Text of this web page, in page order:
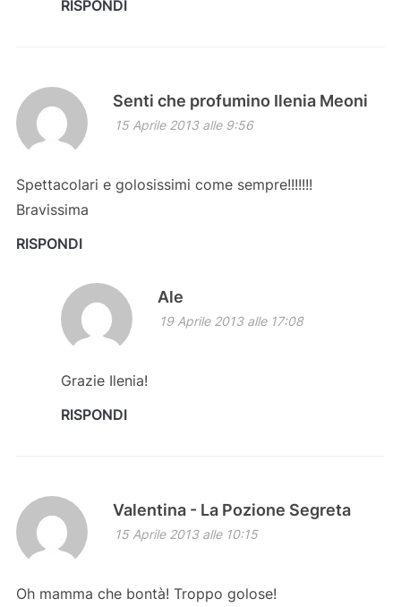
RISPONDI
Senti che profumino Ilenia Meoni
15 Aprile 2013 alle 9:56
Spettacolari e golosissimi come sempre!!!!!!!
Bravissima
RISPONDI
Ale
19 Aprile 2013 alle 17:08
Grazie Ilenia!
RISPONDI
Valentina - La Pozione Segreta
15 Aprile 2013 alle 10:15
Oh mamma che bontà! Troppo golose!